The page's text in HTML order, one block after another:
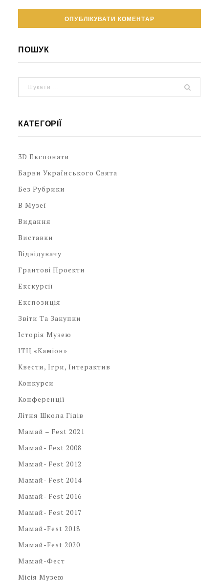
ПОШУК
КАТЕГОРІЇ
3D Експонати
Барви Українського Свята
Без Рубрики
В Музеї
Видання
Виставки
Відвідувачу
Грантові Проєкти
Екскурсії
Експозиція
Звіти Та Закупки
Історія Музею
ІТЦ «Каміон»
Квести, Ігри, Інтерактив
Конкурси
Конференції
Літня Школа Гідів
Мамай – Fest 2021
Мамай- Fest 2008
Мамай- Fest 2012
Мамай- Fest 2014
Мамай- Fest 2016
Мамай- Fest 2017
Мамай-Fest 2018
Мамай-Fest 2020
Мамай-Фест
Місія Музею